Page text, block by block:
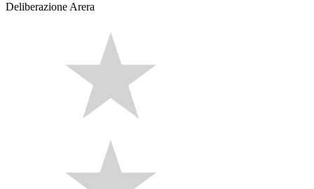
Deliberazione Arera